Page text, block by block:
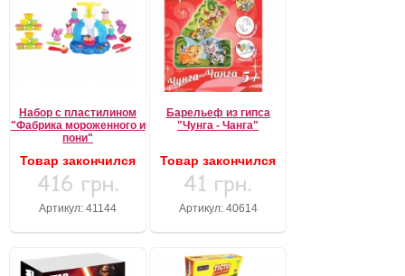
Набор с пластилином
"Фабрика мороженного и
пони"
Товар закончился
416 грн.
Артикул: 41144
Барельеф из гипса
"Чунга - Чанга"
Товар закончился
41 грн.
Артикул: 40614